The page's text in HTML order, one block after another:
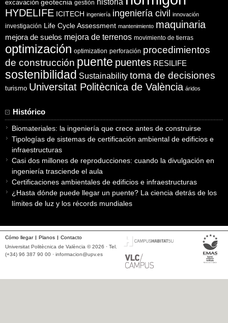
excavación geotecnia gestión
HYDELIFE ICITECH ingeniería ingeniería civil innovación
investigación Life Cycle Assessment mantenimiento maquinaria
mejora de suelos mejora de terrenos movimiento de tierras
optimización optimization perforación procedimientos
de construcción puente puentes RESILIFE
sostenibilidad Sustainability toma de decisiones
turismo Universitat Politècnica de València áridos
Histórico
Biomateriales: la ingeniería que crece antes de construirse
Tipologías de sistemas de certificación ambiental de edificios e
infraestructuras
Casi dos millones de reproducciones: cuando la divulgación en
ingeniería trasciende el aula
Certificaciones ambientales de edificios e infraestructuras
¿Hasta dónde puede llegar un puente? La ciencia detrás de los
límites de luz y los récords mundiales
Cómo llegar Planos
Contacto
Universitat Politècnica de València © 2026 · Tel.
(+34) 96 387 90 00 · informacion@upv.es